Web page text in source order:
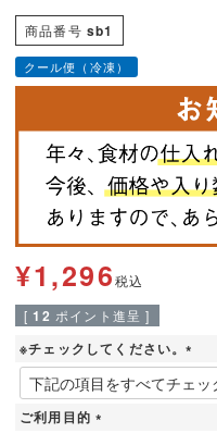
商品番号 sb1
クール便（冷凍）
¥1,296税込
[ 12 ポイント進呈 ]
※チェックしてください。
(
必
ご利用目的